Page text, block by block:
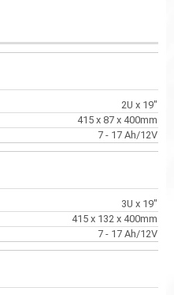
PLACE POUR LA
BATTERIE
2U x 19"
415 x 87 x 400mm
7 - 17 Ah/12V
3U x 19"
415 x 132 x 400mm
7 - 17 Ah/12V